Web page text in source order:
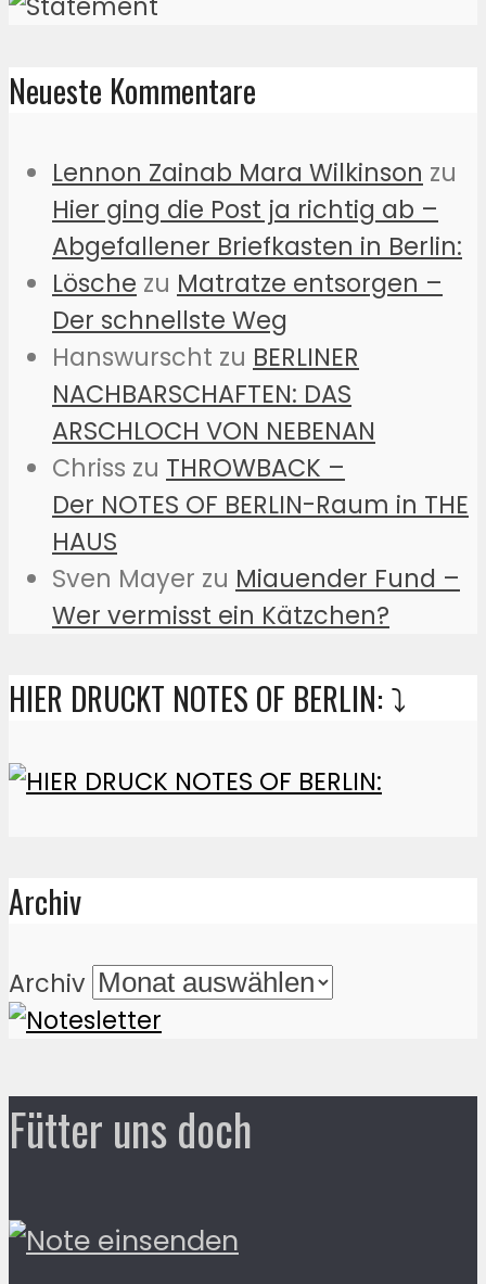
Neueste Kommentare
Lennon Zainab Mara Wilkinson zu
Hier ging die Post ja richtig ab –
Abgefallener Briefkasten in Berlin:
Lösche zu Matratze entsorgen –
Der schnellste Weg
Hanswurscht zu BERLINER
NACHBARSCHAFTEN: DAS
ARSCHLOCH VON NEBENAN
Chriss zu THROWBACK –
Der NOTES OF BERLIN-Raum in THE
HAUS
Sven Mayer zu Miauender Fund –
Wer vermisst ein Kätzchen?
HIER DRUCKT NOTES OF BERLIN: ⤵️
Archiv
Archiv
Fütter uns doch